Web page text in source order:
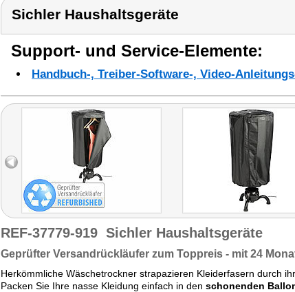
Sichler Haushaltsgeräte
Support- und Service-Elemente:
Handbuch-, Treiber-Software-, Video-
REF-37779-919 Sichler Haushaltsgeräte
Geprüfter Versandrückläufer zum Toppreis - mit 24
Herkömmliche Wäschetrockner strapazieren Kleiderfasern durch
Packen Sie Ihre nasse Kleidung einfach in den schonenden